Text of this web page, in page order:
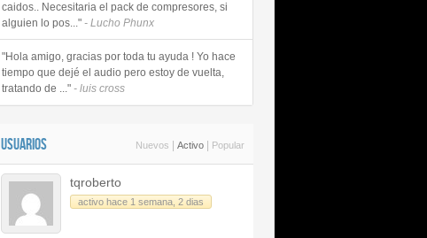
caidos.. Necesitaria el pack de compresores, si
alguien lo pos..." - Lucho Phunx
"Hola amigo, gracias por toda tu ayuda ! Yo hace
tiempo que dejé el audio pero estoy de vuelta,
tratando de ..." - luis cross
USUARIOS Nuevos Activo Popular
tqroberto
activo hace 1 semana, 2 dias